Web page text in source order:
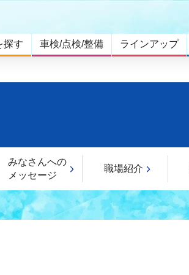
探す 車検/点検/整備 ラインアップ
みなさんへの
メッセージ
職場紹介